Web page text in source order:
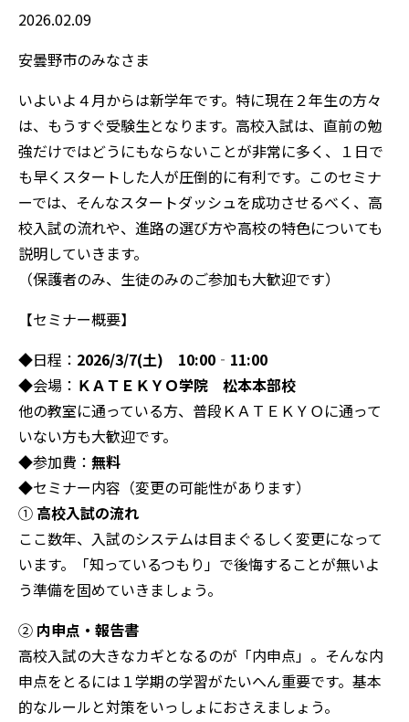
2026.02.09
安曇野市のみなさま
いよいよ４月からは新学年です。特に現在２年生の方々
は、もうすぐ受験生となります。高校入試は、直前の勉
強だけではどうにもならないことが非常に多く、１日で
も早くスタートした人が圧倒的に有利です。このセミナ
ーでは、そんなスタートダッシュを成功させるべく、高
校入試の流れや、進路の選び方や高校の特色についても
説明していきます。
（保護者のみ、生徒のみのご参加も大歓迎です）
【セミナー概要】
◆日程： 2026/3/7(土) 10:00‐11:00
◆会場： ＫＡＴＥＫＹＯ学院 松本本部校
他の教室に通っている方、普段ＫＡＴＥＫＹＯに通って
いない方も大歓迎です。
◆参加費： 無料
◆セミナー内容（変更の可能性があります）
① 高校入試の流れ
ここ数年、入試のシステムは目まぐるしく変更になって
います。「知っているつもり」で後悔することが無いよ
う準備を固めていきましょう。
② 内申点・報告書
高校入試の大きなカギとなるのが「内申点」。そんな内
申点をとるには１学期の学習がたいへん重要です。基本
的なルールと対策をいっしょにおさえましょう。